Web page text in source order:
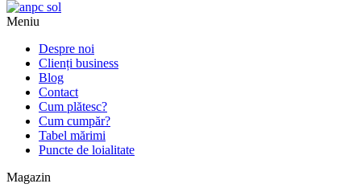
Meniu
Despre noi
Clienți business
Blog
Contact
Cum plătesc?
Cum cumpăr?
Tabel mărimi
Puncte de loialitate
Magazin